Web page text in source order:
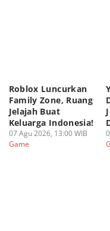
Roblox Luncurkan
Family Zone, Ruang
Jelajah Buat
Keluarga Indonesia!
07 Agu 2026, 13:00 WIB
Game